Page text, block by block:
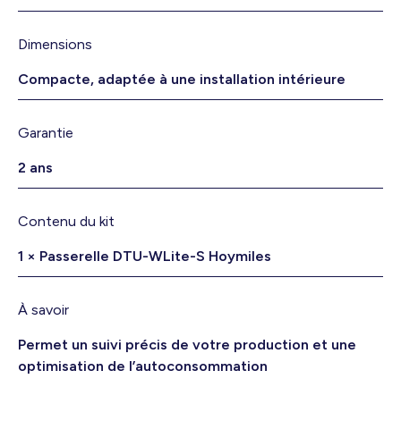
Dimensions
Compacte, adaptée à une installation intérieure
Garantie
2 ans
Contenu du kit
1 × Passerelle DTU-WLite-S Hoymiles
À savoir
Permet un suivi précis de votre production et une
optimisation de l’autoconsommation